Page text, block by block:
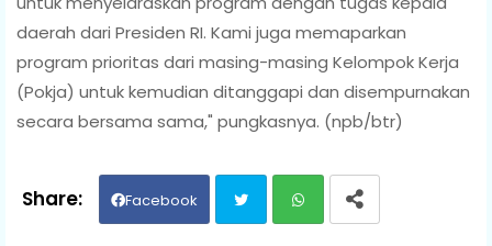
daerah dari Presiden RI. Kami juga memaparkan
program prioritas dari masing-masing Kelompok Kerja
(Pokja) untuk kemudian ditanggapi dan disempurnakan
secara bersama sama," pungkasnya. (npb/btr)
Facebook